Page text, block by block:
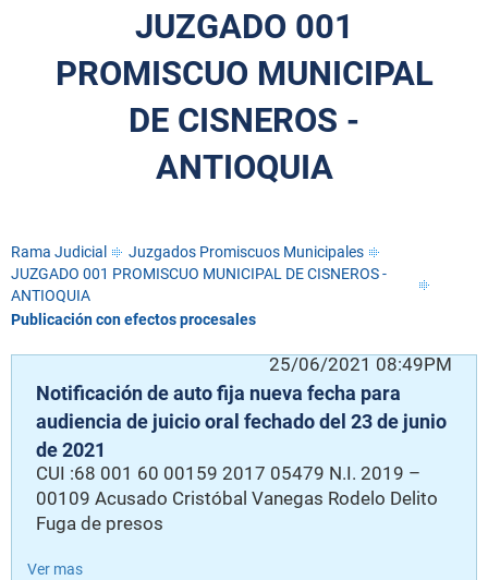
JUZGADO 001
PROMISCUO MUNICIPAL
DE CISNEROS -
ANTIOQUIA
Rama Judicial
Juzgados Promiscuos Municipales
JUZGADO 001 PROMISCUO MUNICIPAL DE CISNEROS -
ANTIOQUIA
Publicación con efectos procesales
25/06/2021 08:49PM
Notificación de auto fija nueva fecha para
audiencia de juicio oral fechado del 23 de junio
de 2021
CUI :68 001 60 00159 2017 05479 N.I. 2019 –
00109 Acusado Cristóbal Vanegas Rodelo Delito
Fuga de presos
Ver mas